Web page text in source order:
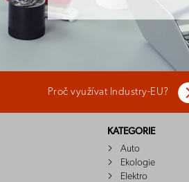
Proč využívat Industry-EU?
KATEGORIE
Auto
Ekologie
Elektro